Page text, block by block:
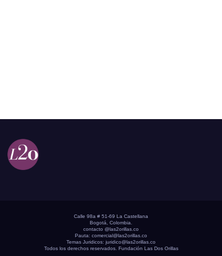
Calle 98a # 51-69 La Castellana
Bogotá, Colombia.
contacto @las2orillas.co
Pauta: comercial@las2orillas.co
Temas Juridicos: juridico@las2orillas.co
Todos los derechos reservados. Fundación Las Dos Orillas